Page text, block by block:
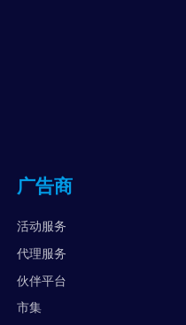
广告商
活动服务
代理服务
伙伴平台
市集